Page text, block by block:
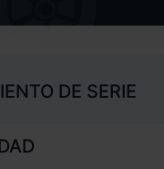
DE SERIE